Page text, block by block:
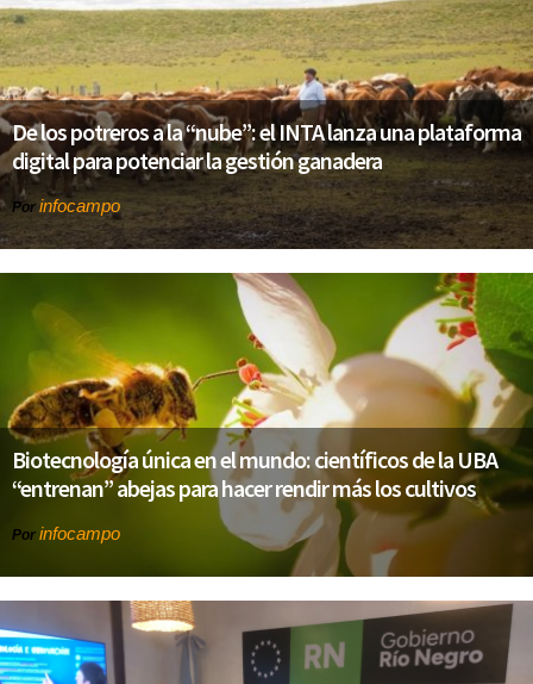
De los potreros a la “nube”: el INTA lanza una plataforma
digital para potenciar la gestión ganadera
Por infocampo
Biotecnología única en el mundo: científicos de la UBA
“entrenan” abejas para hacer rendir más los cultivos
Por infocampo